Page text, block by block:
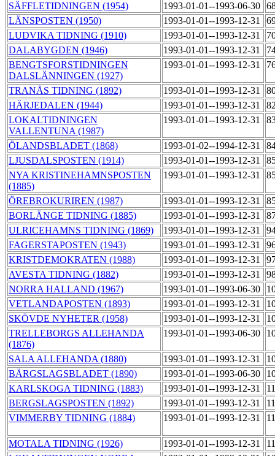
SÄFFLETIDNINGEN (1954)
1993-01-01--1993-06-30
LÄNSPOSTEN (1950)
1993-01-01--1993-12-31
LUDVIKA TIDNING (1910)
1993-01-01--1993-12-31
DALABYGDEN (1946)
1993-01-01--1993-12-31
BENGTSFORSTIDNINGEN
DALSLÄNNINGEN (1927)
1993-01-01--1993-12-31
TRANÅS TIDNING (1892) 1993-01-01--1993-12-31
HÄRJEDALEN (1944)
1993-01-01--1993-12-31
LOKALTIDNINGEN
VALLENTUNA (1987)
1993-01-01--1993-12-31
ÖLANDSBLADET (1868) 1993-01-02--1994-12-31
LJUSDALSPOSTEN (1914)
1993-01-01--1993-12-31
NYA KRISTINEHAMNSPOSTEN
(1885)
1993-01-01--1993-12-31
ÖREBROKURIREN (1987) 1993-01-01--1993-12-31
BORLÄNGE TIDNING (1885)
1993-01-01--1993-12-31
ULRICEHAMNS TIDNING (1869)
1993-01-01--1993-12-31
FAGERSTAPOSTEN (1943)
1993-01-01--1993-12-31
KRISTDEMOKRATEN (1988)
1993-01-01--1993-12-31
AVESTA TIDNING (1882)
1993-01-01--1993-12-31
NORRA HALLAND (1967)
1993-01-01--1993-06-30
VETLANDAPOSTEN (1893)
1993-01-01--1993-12-31
SKÖVDE NYHETER (1958)
1993-01-01--1993-12-31
TRELLEBORGS ALLEHANDA
(1876)
1993-01-01--1993-06-30
SALA ALLEHANDA (1880) 1993-01-01--1993-12-31
BÄRGSLAGSBLADET (1890)
1993-01-01--1993-06-30
KARLSKOGA TIDNING (1883)
1993-01-01--1993-12-31
BERGSLAGSPOSTEN (1892)
1993-01-01--1993-12-31
VIMMERBY TIDNING (1884)
1993-01-01--1993-12-31
MOTALA TIDNING (1926) 1993-01-01--1993-12-31